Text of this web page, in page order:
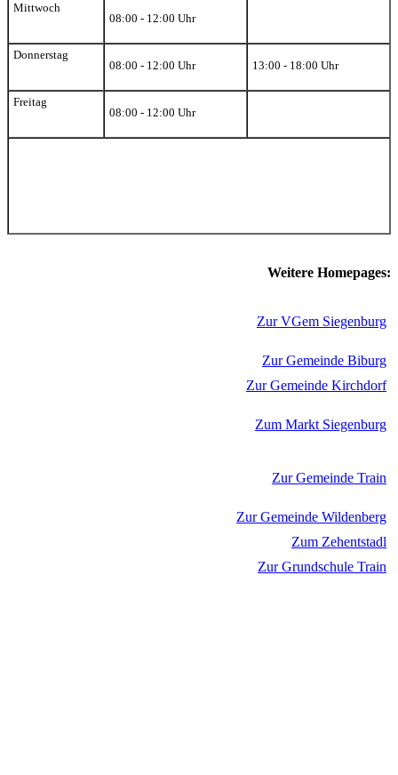
Mittwoch
08:00 - 12:00 Uhr
Donnerstag
08:00 - 12:00 Uhr
13:00 - 18:00 Uhr
Freitag
08:00 - 12:00 Uhr
Weitere Homepages:
Zur VGem Siegenburg
Zur Gemeinde Biburg
Zur Gemeinde Kirchdorf
Zum Markt Siegenburg
Zur Gemeinde Train
Zur Gemeinde Wildenberg
Zum Zehentstadl
Zur Grundschule Train